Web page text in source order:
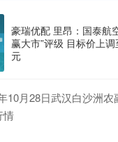
豪瑞优配 里昂：国泰航
赢大市”评级 目标价上
元
10月28日武汉白沙洲农
情